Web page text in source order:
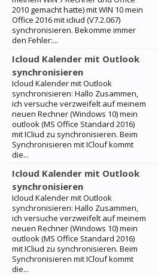
2010 gemacht hatte) mit WIN 10 mein
Office 2016 mit icliud (V7.2.067)
synchronisieren. Bekomme immer
den Fehler:...
Icloud Kalender mit Outlook
synchronisieren
Icloud Kalender mit Outlook
synchronisieren: Hallo Zusammen,
ich versuche verzweifelt auf meinem
neuen Rechner (Windows 10) mein
outlook (MS Office Standard 2016)
mit ICliud zu synchronisieren. Beim
Synchronisieren mit IClouf kommt
die...
Icloud Kalender mit Outlook
synchronisieren
Icloud Kalender mit Outlook
synchronisieren: Hallo Zusammen,
ich versuche verzweifelt auf meinem
neuen Rechner (Windows 10) mein
outlook (MS Office Standard 2016)
mit ICliud zu synchronisieren. Beim
Synchronisieren mit IClouf kommt
die...